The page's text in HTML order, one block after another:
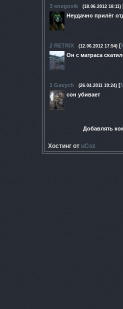
3 snegovik (18.06.2012 18:11)
Неудачно прилёг
2 RETRIX (12.06.2012 17:54) [
Он с матраса
1 Gavych (26.04.2011 19:24) [
сон убивает
Добавлять
Хостинг от uCoz